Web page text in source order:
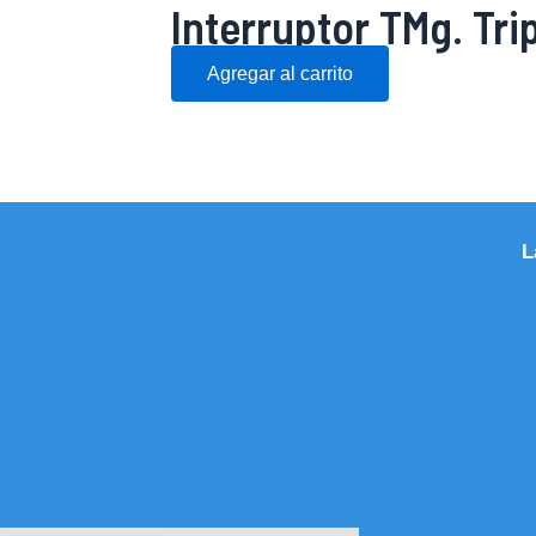
Interruptor TMg.
Agregar al carrito